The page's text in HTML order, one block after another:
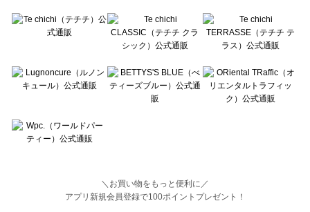
＼お買い物をもっと便利に／
アプリ新規会員登録で100ポイントプレゼント！